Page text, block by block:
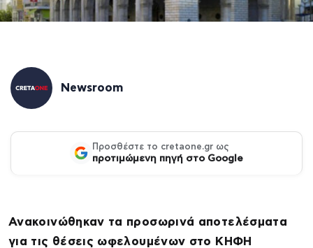
Newsroom
Προσθέστε το cretaone.gr ως
προτιμώμενη πηγή στο Google
Ανακοινώθηκαν τα προσωρινά αποτελέσματα
για τις θέσεις ωφελουμένων στο ΚΗΦΗ